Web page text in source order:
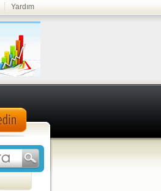
Yardım